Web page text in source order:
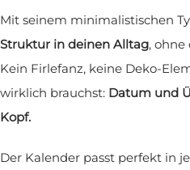
Mit seinem minimalistischen
Struktur in deinen Alltag, ohne
Kein Firlefanz, keine Deko-
wirklich brauchst: Datum und
Kopf.
Der Kalender passt perfekt in